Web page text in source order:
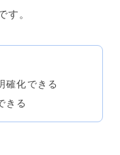
。
確化できる
きる